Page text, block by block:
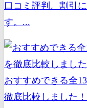
口コミ評判。割引
す。...
おすすめできる全
徹底比較しました！